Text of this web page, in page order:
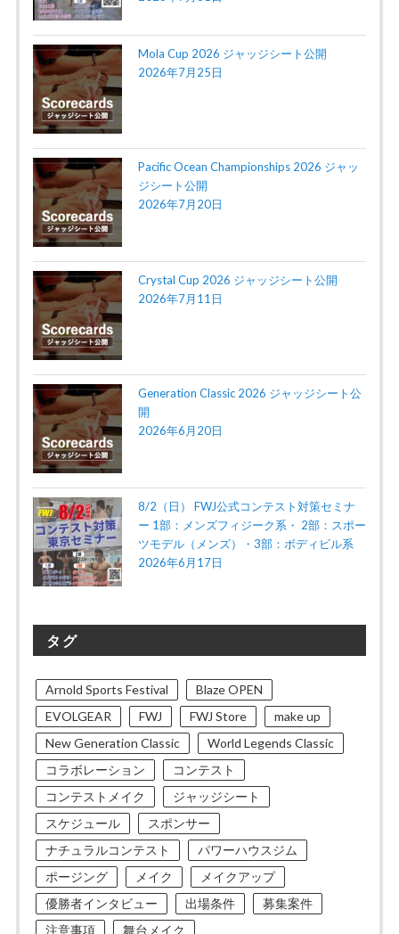
Mola Cup 2026 ジャッジシート公開
2026年7月25日
Pacific Ocean Championships 2026 ジャッ
ジシート公開
2026年7月20日
Crystal Cup 2026 ジャッジシート公開
2026年7月11日
Generation Classic 2026 ジャッジシート公
開
2026年6月20日
8/2（日） FWJ公式コンテスト対策セミナ
ー 1部：メンズフィジーク系・ 2部：スポー
ツモデル（メンズ）・3部：ボディビル系
2026年6月17日
タグ
Arnold Sports Festival
Blaze OPEN
EVOLGEAR
FWJ FWJ Store
make up
New Generation Classic
World Legends Classic
コラボレーション
コンテスト
コンテストメイク
ジャッジシート
スケジュール
スポンサー
ナチュラルコンテスト
パワーハウスジム
ポージング
メイク
メイクアップ
優勝者インタビュー
出場条件
募集案件
注意事項
舞台メイク